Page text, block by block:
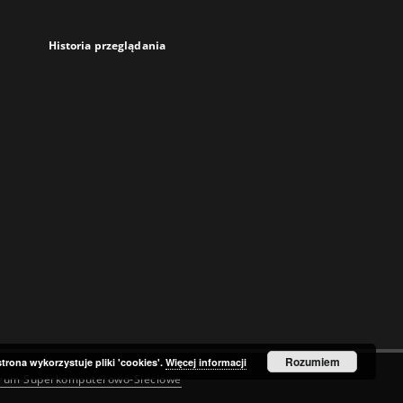
Historia przeglądania
Superkomputerowo-Sieciowe
wykorzystuje pliki 'cookies'.Więcej informacji Rozumiem